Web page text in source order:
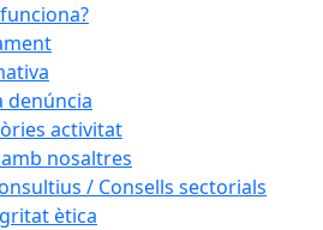
denúncia
activitat
nosaltres
/ Consells sectorials
ètica